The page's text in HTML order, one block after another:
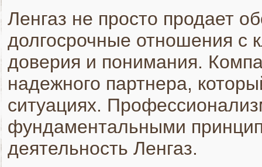
Ленгаз не просто продает
долгосрочные отношения с
доверия и понимания.
надежного партнера,
ситуациях.
фундаментальными
деятельность Ленгаз.